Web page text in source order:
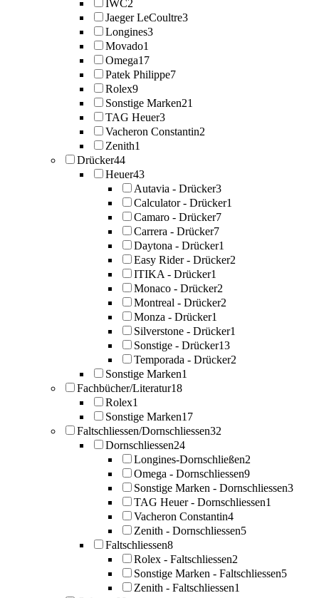
IWC2
Jaeger LeCoultre3
Longines3
Movado1
Omega17
Patek Philippe7
Rolex9
Sonstige Marken21
TAG Heuer3
Vacheron Constantin2
Zenith1
Drücker44
Heuer43
Autavia - Drücker3
Calculator - Drücker1
Camaro - Drücker7
Carrera - Drücker7
Daytona - Drücker1
Easy Rider - Drücker2
ITIKA - Drücker1
Monaco - Drücker2
Montreal - Drücker2
Monza - Drücker1
Silverstone - Drücker1
Sonstige - Drücker13
Temporada - Drücker2
Sonstige Marken1
Fachbücher/Literatur18
Rolex1
Sonstige Marken17
Faltschliessen/Dornschliessen32
Dornschliessen24
Longines-Dornschließen2
Omega - Dornschliessen9
Sonstige Marken - Dornschliessen3
TAG Heuer - Dornschliessen1
Vacheron Constantin4
Zenith - Dornschliessen5
Faltschliessen8
Rolex - Faltschliessen2
Sonstige Marken - Faltschliessen5
Zenith - Faltschliessen1